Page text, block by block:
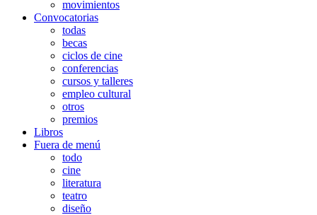
movimientos
Convocatorias
todas
becas
ciclos de cine
conferencias
cursos y talleres
empleo cultural
otros
premios
Libros
Fuera de menú
todo
cine
literatura
teatro
diseño